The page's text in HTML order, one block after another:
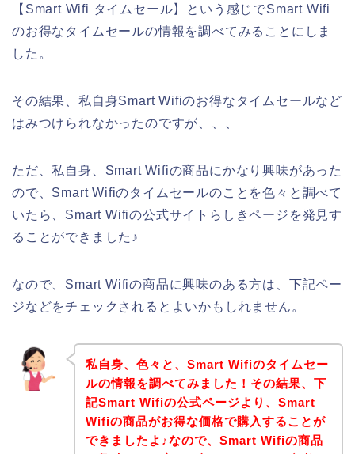
【Smart Wifi タイムセール】という感じでSmart Wifi
のお得なタイムセールの情報を調べてみることにしま
した。
その結果、私自身Smart Wifiのお得なタイムセールなど
はみつけられなかったのですが、、、
ただ、私自身、Smart Wifiの商品にかなり興味があった
ので、Smart Wifiのタイムセールのことを色々と調べて
いたら、Smart Wifiの公式サイトらしきページを発見す
ることができました♪
なので、Smart Wifiの商品に興味のある方は、下記ペー
ジなどをチェックされるとよいかもしれません。
私自身、色々と、Smart Wifiのタイムセー
ルの情報を調べてみました！その結果、下
記Smart Wifiの公式ページより、Smart
Wifiの商品がお得な価格で購入することが
できましたよ♪なので、Smart Wifiの商品